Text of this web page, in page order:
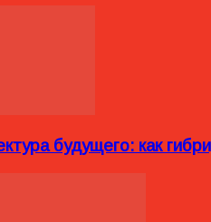
будущего: как